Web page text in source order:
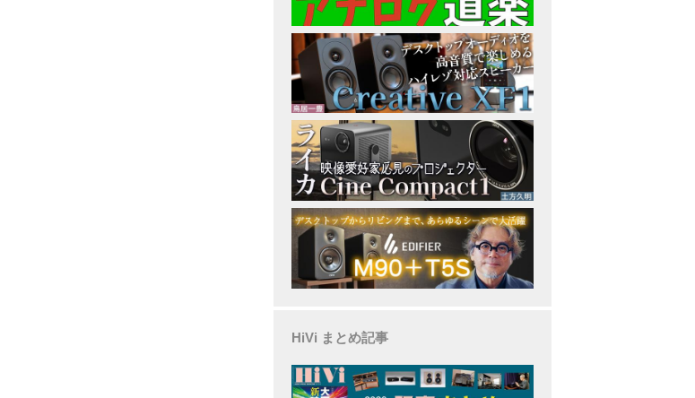
HiVi まとめ記事